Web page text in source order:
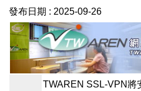
發布日期 : 2025-09-26
TWAREN SSL-VPN將